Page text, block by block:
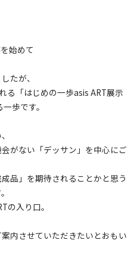
始めて
たが、
る「はじめの一歩asis ART展示
歩です。
がない「デッサン」を中心にご
品」を期待されることかと思う
の入り口。
内させていただきたいとおもい